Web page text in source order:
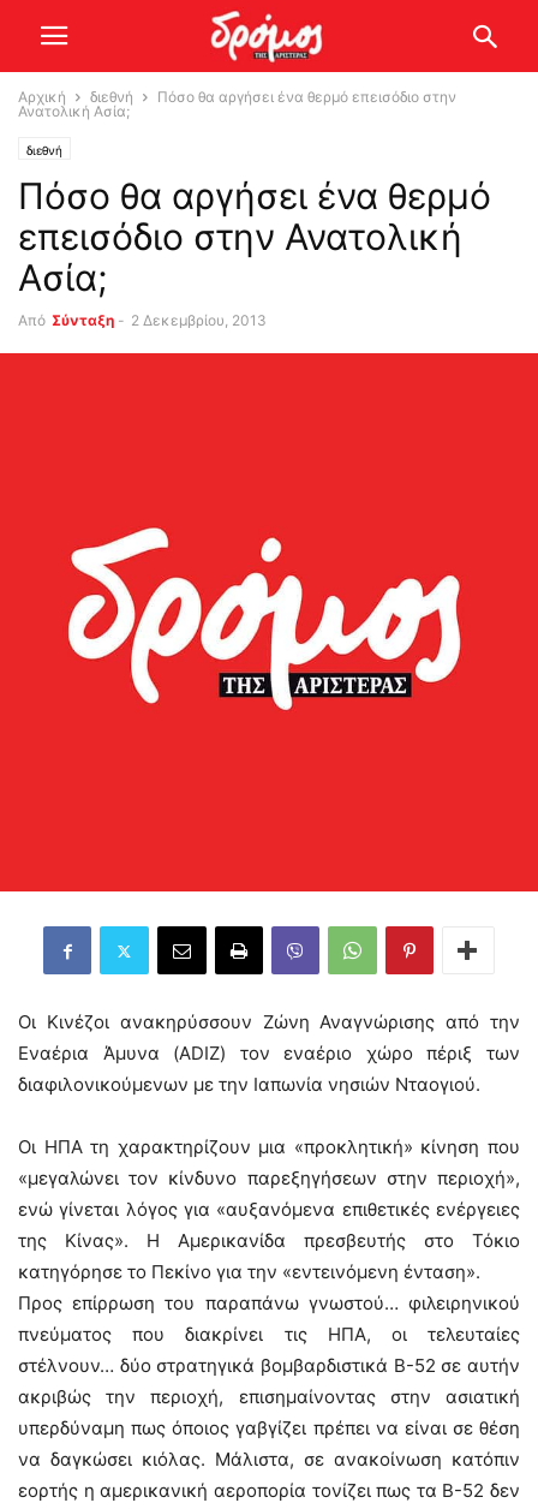
Αρχική διεθνή
Πόσο θα αργήσει ένα θερμό επεισόδιο στην
Ανατολική Ασία;
διεθνή
Πόσο θα αργήσει ένα θερμό
επεισόδιο στην Ανατολική
Ασία;
Από Σύνταξη - 2 Δεκεμβρίου, 2013
Οι Κινέζοι ανακηρύσσουν Ζώνη Αναγνώρισης από την
Εναέρια Άμυνα (ADIZ) τον εναέριο χώρο πέριξ των
διαφιλονικούμενων με την Ιαπωνία νησιών Νταογιού.
Οι ΗΠΑ τη χαρακτηρίζουν μια «προκλητική» κίνηση που
«μεγαλώνει τον κίνδυνο παρεξηγήσεων στην περιοχή»,
ενώ γίνεται λόγος για «αυξανόμενα επιθετικές ενέργειες
της Κίνας». Η Αμερικανίδα πρεσβευτής στο Τόκιο
κατηγόρησε το Πεκίνο για την «εντεινόμενη ένταση».
Προς επίρρωση του παραπάνω γνωστού… φιλειρηνικού
πνεύματος που διακρίνει τις ΗΠΑ, οι τελευταίες
στέλνουν… δύο στρατηγικά βομβαρδιστικά Β-52 σε αυτήν
ακριβώς την περιοχή, επισημαίνοντας στην ασιατική
υπερδύναμη πως όποιος γαβγίζει πρέπει να είναι σε θέση
να δαγκώσει κιόλας. Μάλιστα, σε ανακοίνωση κατόπιν
εορτής η αμερικανική αεροπορία τονίζει πως τα Β-52 δεν